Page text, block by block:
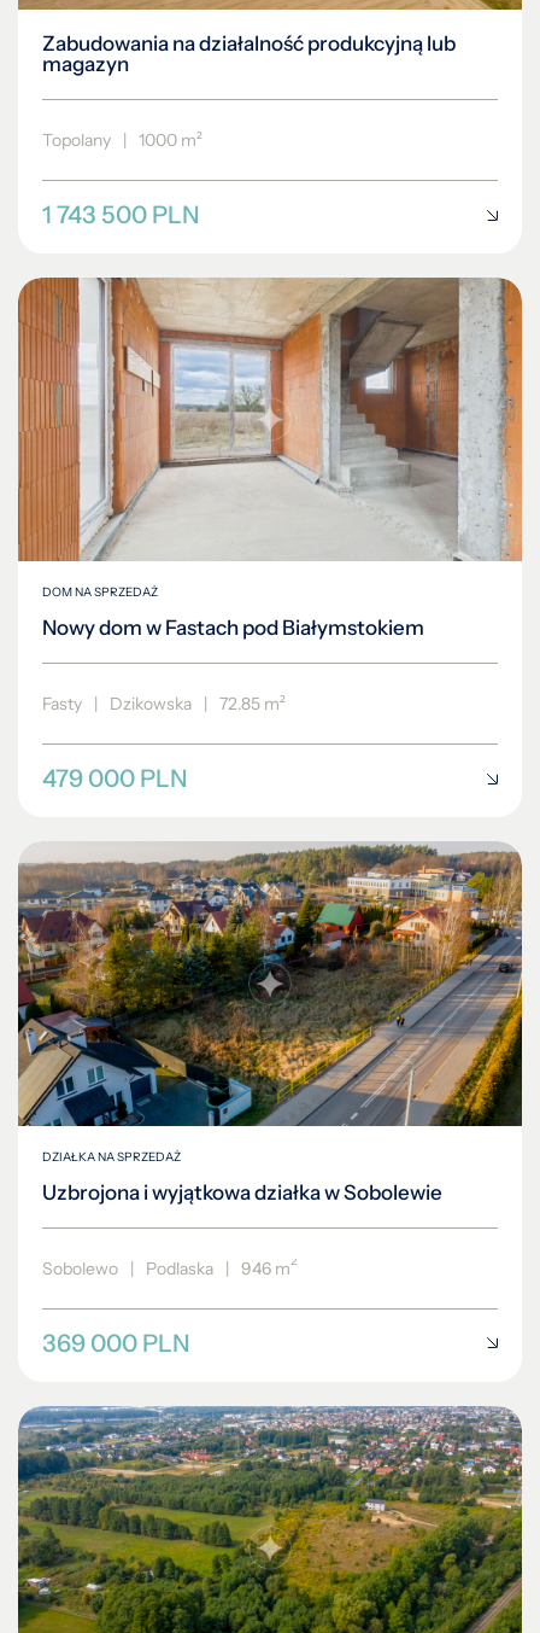
Zabudowania na działalność produkcyjną lub
magazyn
Topolany | 1000 m²
1 743 500 PLN
DOM NA SPRZEDAŻ
Nowy dom w Fastach pod Białymstokiem
Fasty Dzikowska 72.85 m²
479 000 PLN
DZIAŁKA NA SPRZEDAŻ
Uzbrojona i wyjątkowa działka w Sobolewie
Sobolewo | Podlaska | 946 m2
369 000 PLN